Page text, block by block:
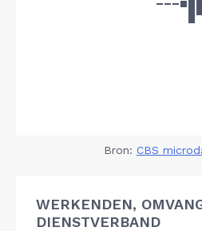
Bron: CBS
WERKENDEN,
DIENSTVERBAND